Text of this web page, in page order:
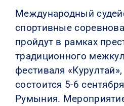
Международный
спортивные
пройдут в рамках
традиционного
фестиваля
состоится 5-6
Румыния.